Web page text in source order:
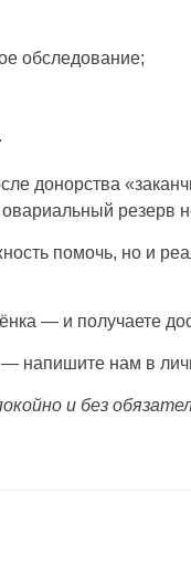
обследование;
донорства
овариальный
помочь, но и
— и получаете
— напишите нам в
и без